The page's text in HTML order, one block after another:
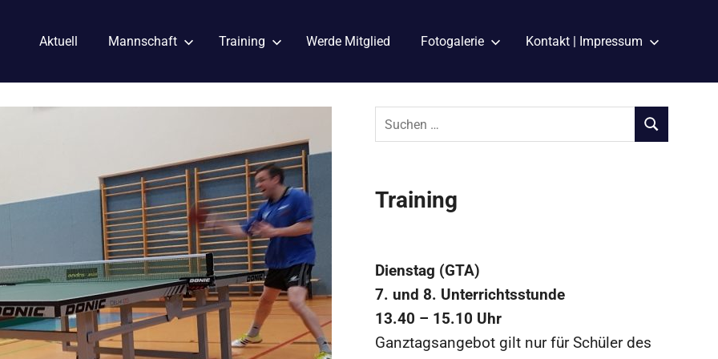
Aktuell Mannschaft Training Werde Mitglied Fotogalerie Kontakt | Impressum
nach:
SUCHEN
Training
Dienstag (GTA)
7. und 8. Unterrichtsstunde
13.40 – 15.10 Uhr
Ganztagsangebot gilt nur für Schüler des